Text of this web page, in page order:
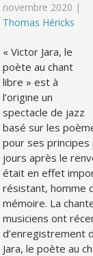
novembre 2020 |
Thomas Héricks
« Victor Jara, le
poète au chant
libre » est à
l’origine un
spectacle de jazz
basé sur les
pour ses principes
jours après le
était en effet
résistant, homme
mémoire. La
musiciens ont
d’enregistrement
Jara, le poète au